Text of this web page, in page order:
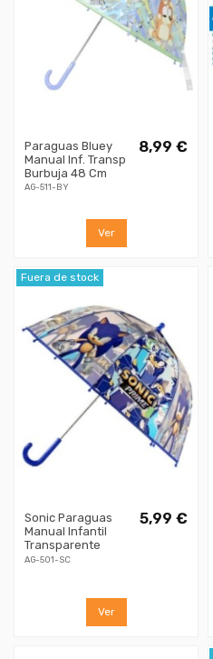
Paraguas Bluey
Manual Inf. Transp
Burbuja 48 Cm
AG-511-BY
8,99 €
Ver
Fuera de stock
Sonic Paraguas
Manual Infantil
Transparente
AG-501-SC
5,99 €
Ver